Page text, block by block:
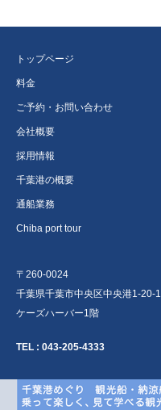
トップページ
料金
ご予約・お問い合わせ
会社概要
採用情報
千葉港の概要
通船業務
Chiba port tour
〒260-0024
千葉県千葉市中央区中央港1-20-1
ケーズハーバー1階
TEL : 043-205-4333